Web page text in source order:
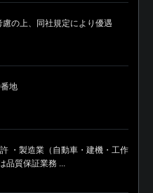
の上、同社規定により優遇
地
・製造業（自動車・建機・工作
品質保証業務 ...